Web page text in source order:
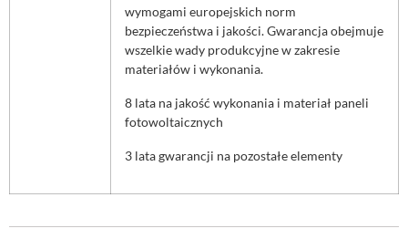
wymogami europejskich norm
bezpieczeństwa i jakości. Gwarancja obejmuje
wszelkie wady produkcyjne w zakresie
materiałów i wykonania.
8 lata na jakość wykonania i materiał paneli
fotowoltaicznych
3 lata gwarancji na pozostałe elementy